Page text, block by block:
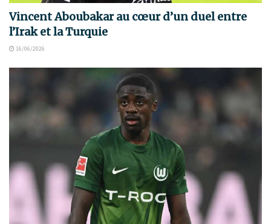
Vincent Aboubakar au cœur d’un duel entre
l’Irak et la Turquie
16/06/2026